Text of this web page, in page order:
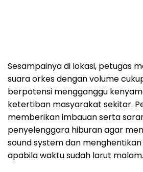
Sesampainya di lokasi, petugas
suara orkes dengan volume
berpotensi mengganggu
ketertiban masyarakat sekitar.
memberikan imbauan serta
penyelenggara hiburan agar
sound system dan
apabila waktu sudah larut malam.